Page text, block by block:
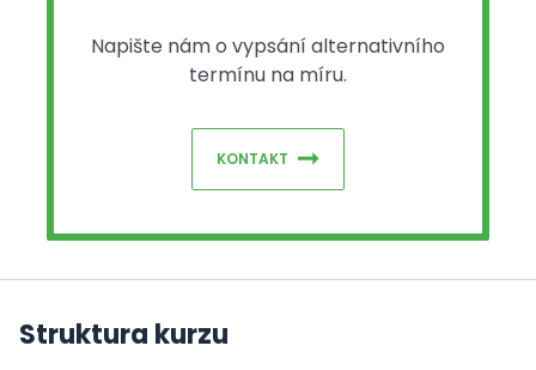
Napište nám o vypsání alternativního
termínu na míru.
KONTAKT
Struktura kurzu